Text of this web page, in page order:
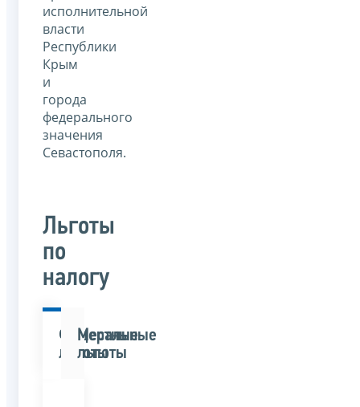
исполнительной
власти
Республики
Крым
и
города
федерального
значения
Севастополя.
Льготы
по
налогу
Федеральные
льготы
Местные
льготы